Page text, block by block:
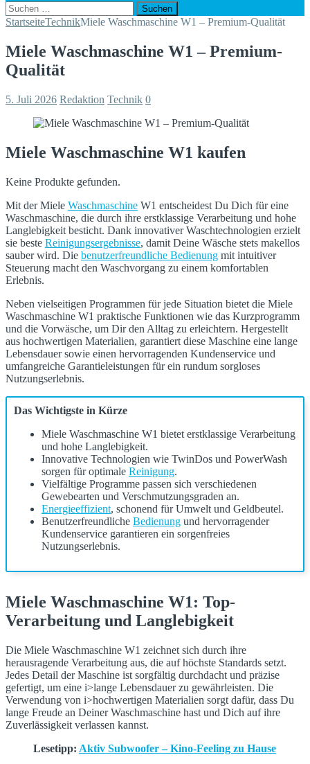
Suchen
nach:
StartseiteTechnikMiele Waschmaschine W1 – Premium-Qualität
Miele Waschmaschine W1 – Premium-
Qualität
5. Juli 2026 Redaktion Technik 0
Miele Waschmaschine W1 kaufen
Keine Produkte gefunden.
Mit der Miele Waschmaschine W1 entscheidest Du Dich für eine
Waschmaschine, die durch ihre erstklassige Verarbeitung und hohe
Langlebigkeit besticht. Dank innovativer Waschtechnologien erzielt
sie beste Reinigungsergebnisse, damit Deine Wäsche stets makellos
sauber wird. Die benutzerfreundliche Bedienung mit intuitiver
Steuerung macht den Waschvorgang zu einem komfortablen
Erlebnis.
Neben vielseitigen Programmen für jede Situation bietet die Miele
Waschmaschine W1 praktische Funktionen wie das Kurzprogramm
und die Vorwäsche, um Dir den Alltag zu erleichtern. Hergestellt
aus hochwertigen Materialien, garantiert diese Maschine eine lange
Lebensdauer sowie einen hervorragenden Kundenservice und
umfangreiche Garantieleistungen für ein rundum sorgloses
Nutzungserlebnis.
Das Wichtigste in Kürze
Miele Waschmaschine W1 bietet erstklassige Verarbeitung
und hohe Langlebigkeit.
Innovative Technologien wie TwinDos und PowerWash
sorgen für optimale Reinigung.
Vielfältige Programme passen sich verschiedenen
Gewebearten und Verschmutzungsgraden an.
Energieeffizient, schonend für Umwelt und Geldbeutel.
Benutzerfreundliche Bedienung und hervorragender
Kundenservice garantieren ein sorgenfreies
Nutzungserlebnis.
Miele Waschmaschine W1: Top-
Verarbeitung und Langlebigkeit
Die Miele Waschmaschine W1 zeichnet sich durch ihre
herausragende Verarbeitung aus, die auf höchste Standards setzt.
Jedes Detail der Maschine ist sorgfältig durchdacht und präzise
gefertigt, um eine i>lange Lebensdauer zu gewährleisten. Die
Verwendung von i>hochwertigen Materialien sorgt dafür, dass Du
lange Freude an Deiner Waschmaschine hast und Dich auf ihre
Zuverlässigkeit verlassen kannst.
Lesetipp: Aktiv Subwoofer – Kino-Feeling zu Hause